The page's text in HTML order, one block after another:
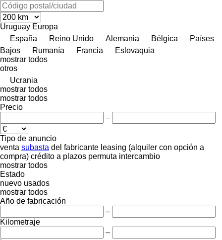
Uruguay Europa
España
Reino Unido Alemania Bélgica
Países
Bajos
Rumanía Francia
Eslovaquia
mostrar todos
otros
Ucrania
mostrar todos
mostrar todos
Precio
–
Tipo de anuncio
venta subasta del fabricante leasing (alquiler con opción a
compra) crédito a plazos permuta intercambio
mostrar todos
Estado
nuevo usados
mostrar todos
Año de fabricación
–
Kilometraje
–